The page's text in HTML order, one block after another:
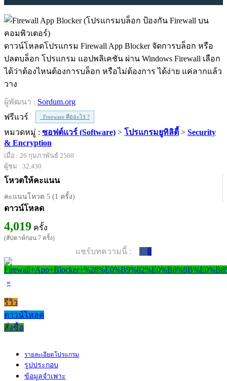
ดาวน์โหลดโปรแกรม Firewall App Blocker จัดการบล็อก หรือ
ปลดบล็อก โปรแกรม แอปพลิเคชัน ผ่าน Windows Firewall เลือก
ได้ว่าต้องไหนต้องการบล็อก หรือไม่ต้องการ ได้ง่าย แค่ลากแล้ว
วาง
ผู้พัฒนา : Sordum.org
ฟรีแวร์
Freeware คืออะไร ?
หมวดหมู่ : ซอฟต์แวร์ (Software) > โปรแกรมยูทิลิตี้ > Security
& Encryption
เมื่อ : 26 กุมภาพันธ์ 2560
ผู้ชม : 32,430
โหวตให้คะแนน
คะแนนโหวต 5 (1 ครั้ง)
ดาวน์โหลด
4,019 ครั้ง
(สัปดาห์ก่อน 7 ครั้ง)
แชร์บทความนี้ : 0
»
รีวิว
ดาวน์โหลด
สั่งซื้อ
รายละเอียดโปรแกรม
รูปประกอบ
ข้อมูลจำเพาะ